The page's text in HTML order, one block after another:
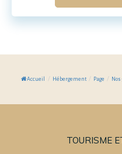
Accueil / Hébergement / Page /
TOURISME